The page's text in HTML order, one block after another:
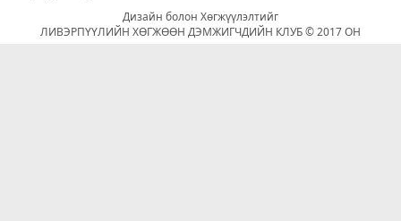
Дизайн болон Хөгжүүлэлтийг
ЛИВЭРПҮҮЛИЙН ХӨГЖӨӨН ДЭМЖИГЧДИЙН КЛУБ © 2017 ОН